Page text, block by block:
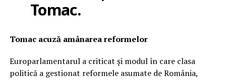
Tomac.
Tomac acuză amânarea reformelor
Europarlamentarul a criticat și modul în care clasa
politică a gestionat reformele asumate de România,